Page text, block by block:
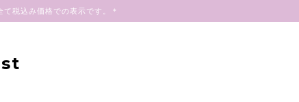
税込み価格での表示です。＊